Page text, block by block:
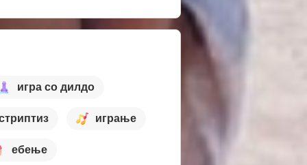
игра со дилдо
играње
ебење